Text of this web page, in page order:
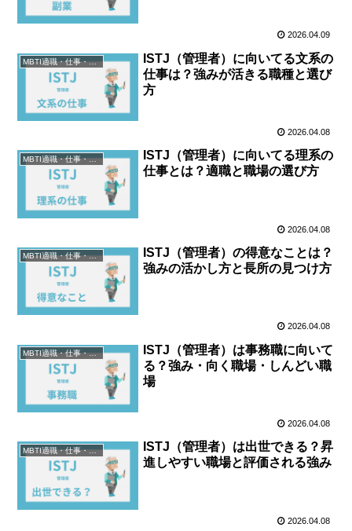
2026.04.09
MBTI適職・仕事・資格
ISTJ（管理者）に向いてる文系の
仕事は？強みが活きる職種と選び
方
2026.04.08
MBTI適職・仕事・資格
ISTJ（管理者）に向いてる理系の
仕事とは？適職と職場の選び方
2026.04.08
MBTI適職・仕事・資格
ISTJ（管理者）の得意なことは？
強みの活かし方と長所の見つけ方
2026.04.08
MBTI適職・仕事・資格
ISTJ（管理者）は事務職に向いて
る？強み・向く職場・しんどい職
場
2026.04.08
MBTI適職・仕事・資格
ISTJ（管理者）は出世できる？昇
進しやすい職場と評価される強み
2026.04.08